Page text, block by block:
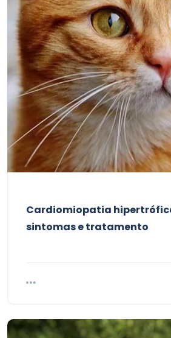
Cardiomiopatia
sintomas e tratamento